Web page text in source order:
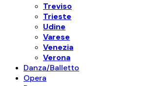
Treviso
Trieste
Udine
Varese
Venezia
Verona
Danza/Balletto
Opera